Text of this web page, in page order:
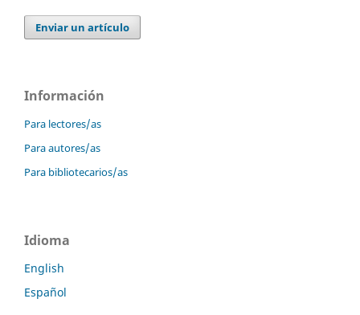
Enviar un artículo
Información
Para lectores/as
Para autores/as
Para bibliotecarios/as
Idioma
English
Español